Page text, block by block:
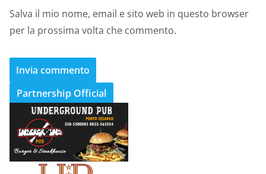
Salva il mio nome, email e sito web in questo browser
per la prossima volta che commento.
Partnership Official